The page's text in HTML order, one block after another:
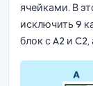
ячейками. В
исключить 9
блок с A2 и